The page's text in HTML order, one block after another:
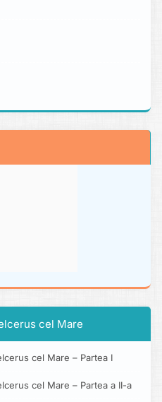
cel Mare
cel Mare – Partea I
cel Mare – Partea a II-a